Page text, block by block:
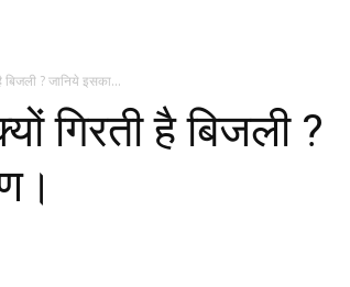
बिजली ? जानिये इसका...
गिरती है बिजली ?